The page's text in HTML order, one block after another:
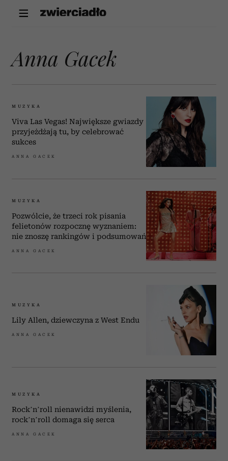
Anna Gacek
MUZYKA
Viva Las Vegas! Największe gwiazdy
przyjeżdżają tu, by celebrować
sukces
ANNA GACEK
MUZYKA
Pozwólcie, że trzeci rok pisania
felietonów rozpocznę wyznaniem:
nie znoszę rankingów i podsumowań
ANNA GACEK
MUZYKA
Lily Allen, dziewczyna z West Endu
ANNA GACEK
MUZYKA
Rock’n’roll nienawidzi myślenia,
rock’n’roll domaga się serca
ANNA GACEK